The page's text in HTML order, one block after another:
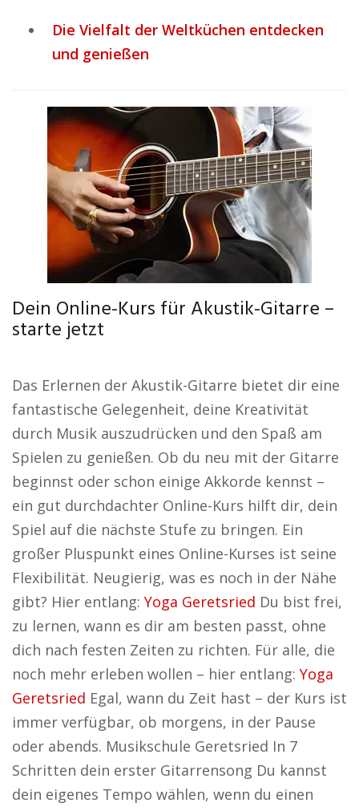
Die Vielfalt der Weltküchen entdecken
und genießen
Dein Online-Kurs für Akustik-Gitarre –
starte jetzt
Das Erlernen der Akustik-Gitarre bietet dir eine
fantastische Gelegenheit, deine Kreativität
durch Musik auszudrücken und den Spaß am
Spielen zu genießen. Ob du neu mit der Gitarre
beginnst oder schon einige Akkorde kennst –
ein gut durchdachter Online-Kurs hilft dir, dein
Spiel auf die nächste Stufe zu bringen. Ein
großer Pluspunkt eines Online-Kurses ist seine
Flexibilität. Neugierig, was es noch in der Nähe
gibt? Hier entlang: Yoga Geretsried Du bist frei,
zu lernen, wann es dir am besten passt, ohne
dich nach festen Zeiten zu richten. Für alle, die
noch mehr erleben wollen – hier entlang: Yoga
Geretsried Egal, wann du Zeit hast – der Kurs ist
immer verfügbar, ob morgens, in der Pause
oder abends. Musikschule Geretsried In 7
Schritten dein erster Gitarrensong Du kannst
dein eigenes Tempo wählen, wenn du einen